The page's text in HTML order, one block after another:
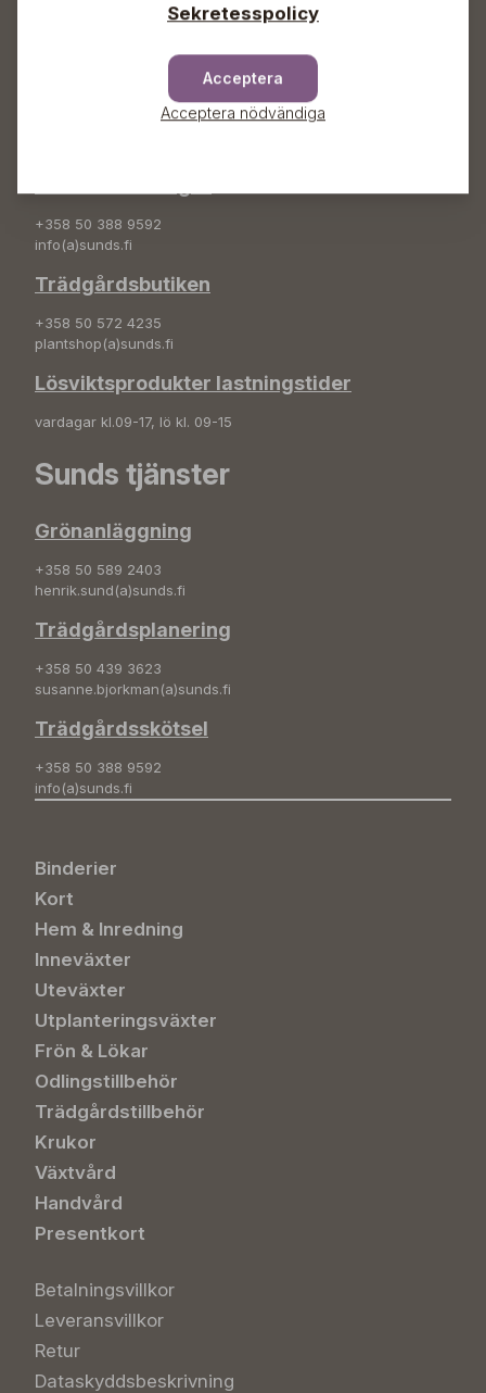
Sunds Trädgård Ab
+358 50 388 9592
info(a)sunds.fi
Trädgårdsbutiken
+358 50 572 4235
plantshop(a)sunds.fi
Lösviktsprodukter lastningstider
vardagar kl.09-17, lö kl. 09-15
Sunds tjänster
Grönanläggning
+358 50 589 2403
henrik.sund(a)sunds.fi
Trädgårdsplanering
+358 50 439 3623
susanne.bjorkman(a)sunds.fi
Trädgårdsskötsel
+358 50 388 9592
info(a)sunds.fi
Binderier
Kort
Hem & Inredning
Inneväxter
Uteväxter
Utplanteringsväxter
Frön & Lökar
Odlingstillbehör
Trädgårdstillbehör
Krukor
Växtvård
Handvård
Presentkort
Betalningsvillkor
Leveransvillkor
Retur
Dataskyddsbeskrivning
Sekretesspolicy
Acceptera
Acceptera nödvändiga